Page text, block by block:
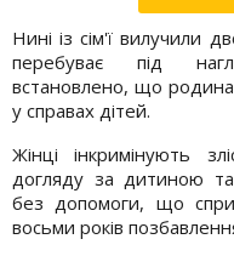
Нині із сім'ї вилучили
перебуває під
встановлено, що родина
у справах дітей.
Жінці інкримінують
догляду за дитиною
без допомоги, що
восьми років